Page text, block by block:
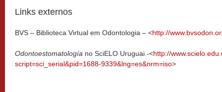
Links externos
BVS – Biblioteca Virtual em Odontologia – <http://
Odontoestomatología no SciELO Uruguai -<http://
script=sci_serial&pid=1688-9339&lng=es&nrm=iso>